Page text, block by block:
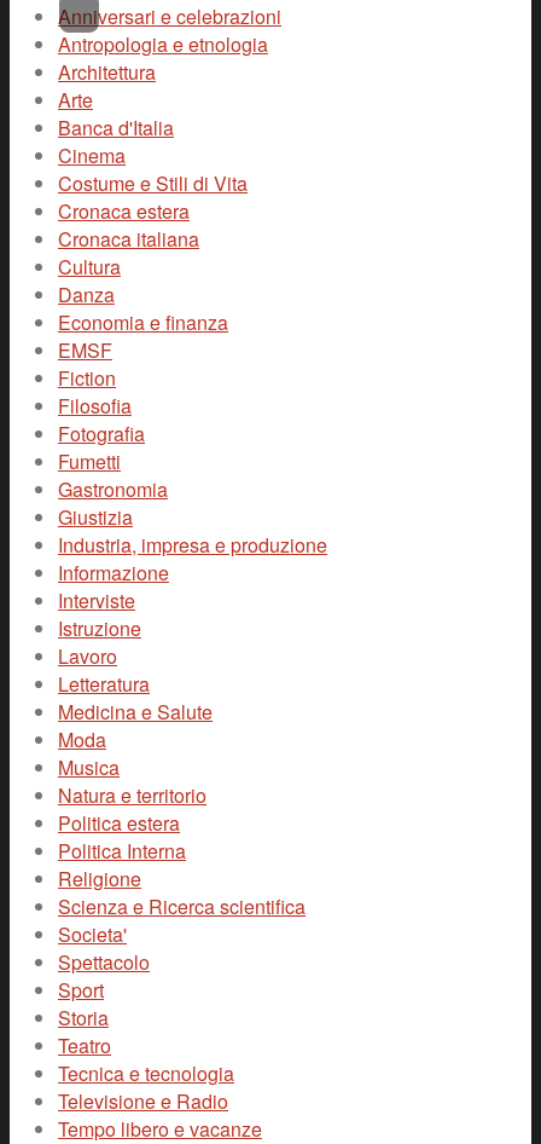
Anniversari e celebrazioni
Antropologia e etnologia
Architettura
Arte
Banca d'Italia
Cinema
Costume e Stili di Vita
Cronaca estera
Cronaca italiana
Cultura
Danza
Economia e finanza
EMSF
Fiction
Filosofia
Fotografia
Fumetti
Gastronomia
Giustizia
Industria, impresa e produzione
Informazione
Interviste
Istruzione
Lavoro
Letteratura
Medicina e Salute
Moda
Musica
Natura e territorio
Politica estera
Politica Interna
Religione
Scienza e Ricerca scientifica
Societa'
Spettacolo
Sport
Storia
Teatro
Tecnica e tecnologia
Televisione e Radio
Tempo libero e vacanze